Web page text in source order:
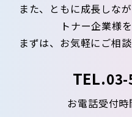
また、ともに成長しな
トナー企業様
まずは、お気軽にご相
TEL.
お電話受付